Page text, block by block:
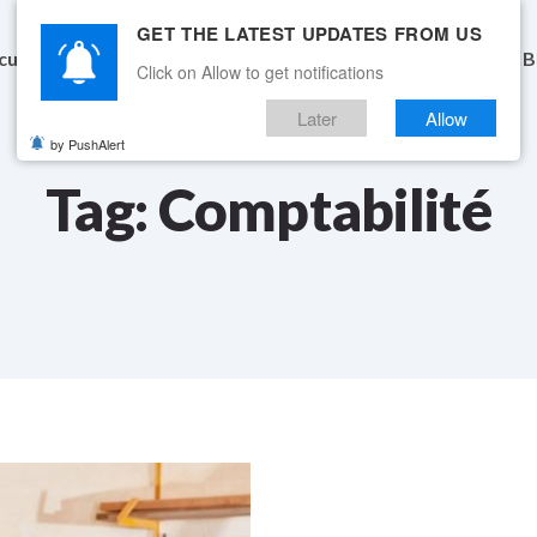
Fonctionnalités
Tag: Comptabilité
GET THE LATEST UPDATES FROM US
Click on Allow to get notifications
Later Allow
by PushAlert